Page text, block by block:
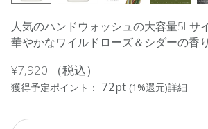
人気のハンドウォッシュの大容量5Lサ
華やかなワイルドローズ＆シダーの香り
¥7,920 （税込）
獲得予定ポイント： 72pt (1%還元)詳細